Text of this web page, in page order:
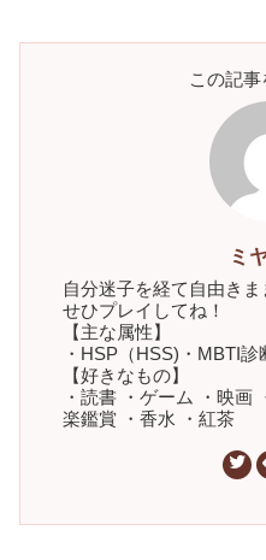
この記事
ミ
自分迷子を経て自由き
せひプレイしてね！
【主な属性】
・HSP（HSS)・MBTI
【好きなもの】
・読書 ・ゲーム ・映画
楽鑑賞 ・香水 ・紅茶